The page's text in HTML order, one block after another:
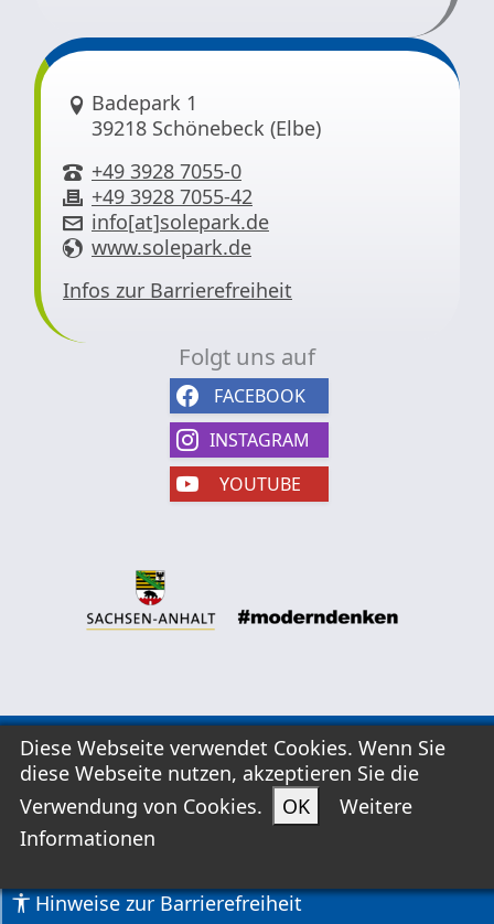
Folgt uns auf
FACEBOOK
INSTAGRAM
YOUTUBE
Link zur Google-Maps Navigation
Badepark 1
39218 Schönebeck (Elbe)
+49 3928 7055-0
+49 3928 7055-42
info[at]solepark.de
www.solepark.de
Infos zur Barrierefreiheit
Kontakt
AGB
Widerrufsformular
Datenschutzerklärung
Hinweise zur Barrierefreiheit
Diese Webseite verwendet Cookies. Wenn Sie
diese Webseite nutzen, akzeptieren Sie die
Verwendung von Cookies.
OK
Weitere
Informationen